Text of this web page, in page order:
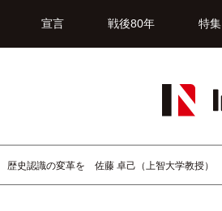
宣言 戦後80年 特集
史認識の変革を 佐藤 卓己（上智大学教授）